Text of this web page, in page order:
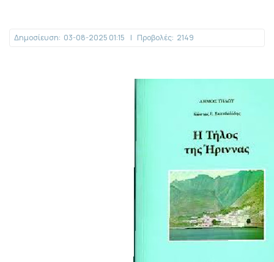
Δημοσίευση: 03-08-2025 01:15 | Προβολές: 2149